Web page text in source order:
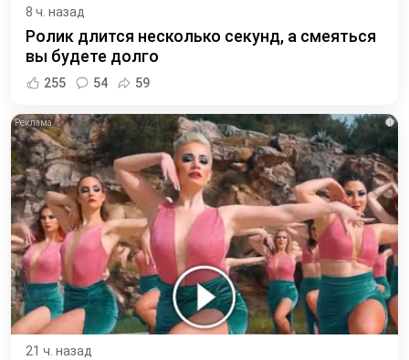
8 ч. назад
Ролик длится несколько секунд, а смеяться
вы будете долго
255 54 59
i
21 ч. назад